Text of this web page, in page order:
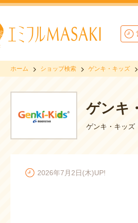
ホーム ショップ検索 ゲンキ・キッズ
ゲンキ
ゲンキ・キッズ
2026年7月2日(木)UP!